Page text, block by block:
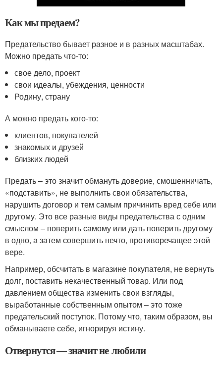
Как мы предаем?
Предательство бывает разное и в разных масштабах.
Можно предать что-то:
свое дело, проект
свои идеалы, убеждения, ценности
Родину, страну
А можно предать кого-то:
клиентов, покупателей
знакомых и друзей
близких людей
Предать – это значит обмануть доверие, смошенничать,
«подставить», не выполнить свои обязательства,
нарушить договор и тем самым причинить вред себе или
другому. Это все разные виды предательства с одним
смыслом – поверить самому или дать поверить другому
в одно, а затем совершить нечто, противоречащее этой
вере.
Например, обсчитать в магазине покупателя, не вернуть
долг, поставить некачественный товар. Или под
давлением общества изменить свои взгляды,
выработанные собственным опытом – это тоже
предательский поступок. Потому что, таким образом, вы
обманываете себе, игнорируя истину.
Отвернутся — значит не любили